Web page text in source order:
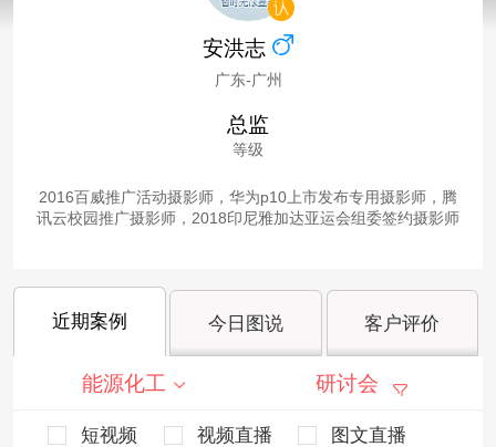
安洪志
广东-广州
总监
等级
2016百威推广活动摄影师，华为p10上市发布专用摄影师，腾
讯云校园推广摄影师，2018印尼雅加达亚运会组委签约摄影师
近期案例 今日图说 客户评价
能源化工 研讨会
短视频 视频直播
图文直播